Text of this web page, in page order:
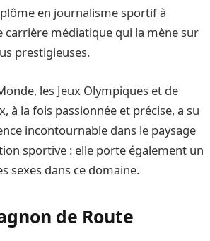
en journalisme sportif à
carrière médiatique qui la mène sur
prestigieuses.
les Jeux Olympiques et de
la fois passionnée et précise, a su
incontournable dans le paysage
sportive : elle porte également un
sexes dans ce domaine.
de Route